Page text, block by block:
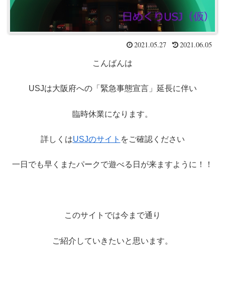
2021.05.27 2021.06.05
こんばんは
USJは大阪府への「緊急事態宣言」延長に伴い
臨時休業になります。
詳しくはUSJのサイト をご確認ください
一日でも早くまたパークで遊べる日が来ますように！！
このサイトでは今まで通り
ご紹介していきたいと思います。